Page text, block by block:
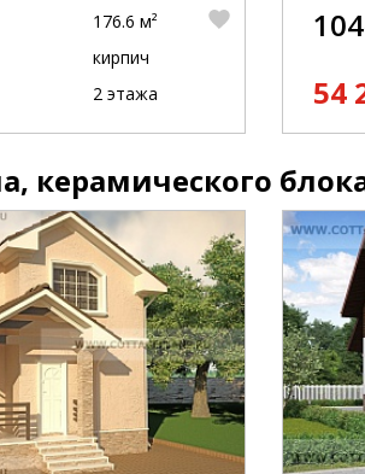
176.6 м²
кирпич
2 этажа
54
керамического